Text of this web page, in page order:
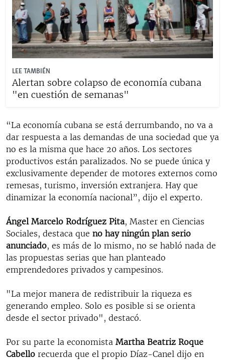
LEE TAMBIÉN
Alertan sobre colapso de economía cubana
"en cuestión de semanas"
“La economía cubana se está derrumbando, no va a
dar respuesta a las demandas de una sociedad que ya
no es la misma que hace 20 años. Los sectores
productivos están paralizados. No se puede única y
exclusivamente depender de motores externos como
remesas, turismo, inversión extranjera. Hay que
dinamizar la economía nacional”, dijo el experto.
Ángel Marcelo Rodríguez Pita, Master en Ciencias
Sociales, destaca que no hay ningún plan serio
anunciado, es más de lo mismo, no se habló nada de
las propuestas serias que han planteado
emprendedores privados y campesinos.
"La mejor manera de redistribuir la riqueza es
generando empleo. Solo es posible si se orienta
desde el sector privado", destacó.
Por su parte la economista Martha Beatriz Roque
Cabello recuerda que el propio Díaz-Canel dijo en